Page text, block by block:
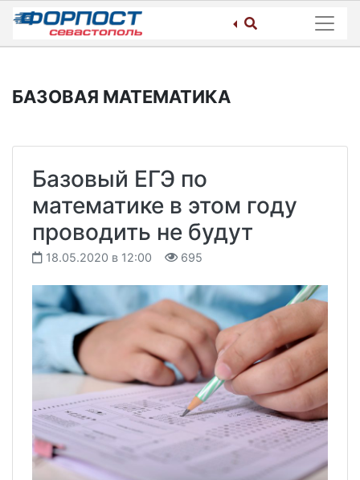
Skip
content
БАЗОВАЯ МАТЕМАТИКА
Базовый ЕГЭ по
математике в этом году
проводить не будут
18.05.2020 в 12:00 695